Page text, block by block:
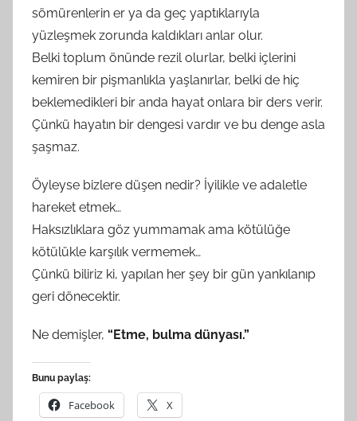
sömürenlerin er ya da geç yaptıklarıyla
yüzleşmek zorunda kaldıkları anlar olur.
Belki toplum önünde rezil olurlar, belki içlerini
kemiren bir pişmanlıkla yaşlanırlar, belki de hiç
beklemedikleri bir anda hayat onlara bir ders verir.
Çünkü hayatın bir dengesi vardır ve bu denge asla
şaşmaz.
Öyleyse bizlere düşen nedir? İyilikle ve adaletle
hareket etmek…
Haksızlıklara göz yummamak ama kötülüğe
kötülükle karşılık vermemek…
Çünkü biliriz ki, yapılan her şey bir gün yankılanıp
geri dönecektir.
Ne demişler, “Etme, bulma dünyası.”
Bunu paylaş:
Facebook X